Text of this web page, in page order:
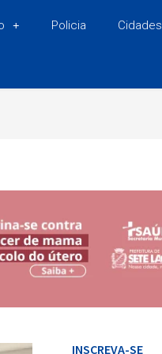
Policia Cidades
INSCREVA-SE